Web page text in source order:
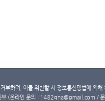
부하며, 이를 위반할 시 정보통신망법에 의
부 (온라인 문의 : 1482qna@gmail.com /